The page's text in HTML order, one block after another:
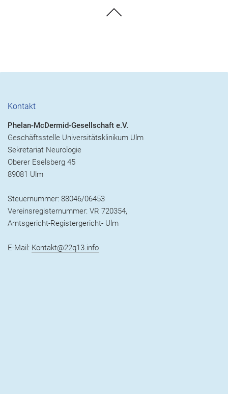
Kontakt
Phelan-McDermid-Gesellschaft e.V.
Geschäftsstelle Universitätsklinikum Ulm
Sekretariat Neurologie
Oberer Eselsberg 45
89081 Ulm
Steuernummer: 88046/06453
Vereinsregisternummer: VR 720354,
Amtsgericht-Registergericht- Ulm
E-Mail: Kontakt@22q13.info